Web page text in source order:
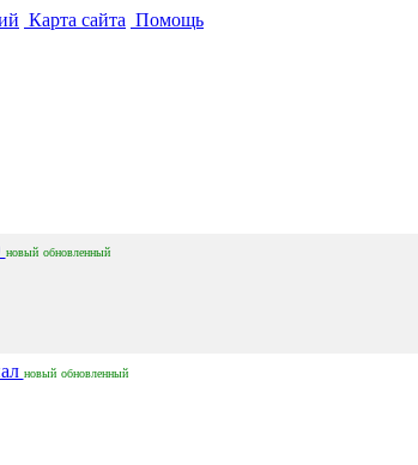
Карта сайта Помощь
новый обновленный
новый обновленный